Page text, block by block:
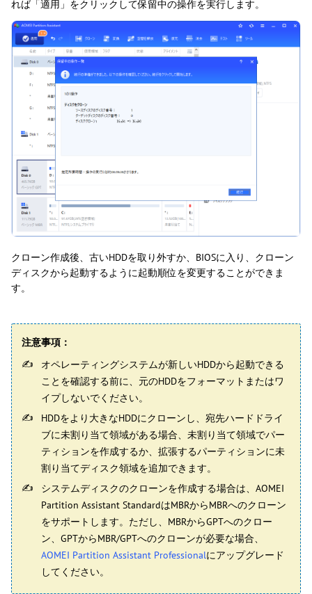
れば「適用」をクリックして保留中の操作を実行します。
クローン作成後、古いHDDを取り外すか、BIOSに入り、クローン
ディスクから起動するように起動順位を変更することができま
す。
注意事項：
オペレーティングシステムが新しいHDDから起動できる
ことを確認する前に、元のHDDをフォーマットまたはワ
イプしないでください。
HDDをより大きなHDDにクローンし、宛先ハードドライ
ブに未割り当て領域がある場合、未割り当て領域でパー
ティションを作成するか、拡張するパーティションに未
割り当てディスク領域を追加できます。
システムディスクのクローンを作成する場合は、AOMEI
Partition Assistant StandardはMBRからMBRへのクローン
をサポートします。ただし、MBRからGPTへのクロー
ン、GPTからMBR/GPTへのクローンが必要な場合、
AOMEI Partition Assistant Professionalにアップグレード
してください。